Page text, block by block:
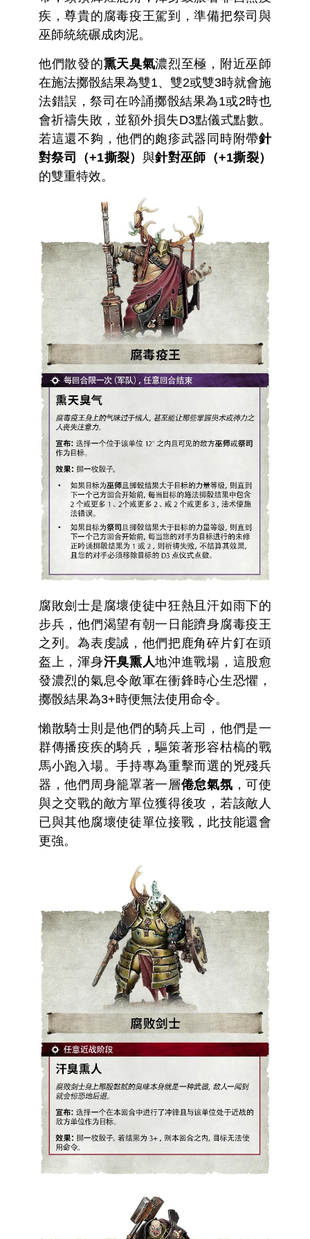
疾，尊貴的腐毒疫王駕到，準備把祭司與
巫師統統碾成肉泥。
他們散發的熏天臭氣濃烈至極，附近巫師
在施法擲骰結果為雙1、雙2或雙3時就會施
法錯誤，祭司在吟誦擲骰結果為1或2時也
會祈禱失敗，並額外損失D3點儀式點數。
若這還不夠，他們的皰疹武器同時附帶針
對祭司（+1撕裂） 與針對巫師（+1撕裂）
的雙重特效。
腐敗劍士是腐壞使徒中狂熱且汗如雨下的
步兵，他們渴望有朝一日能躋身腐毒疫王
之列。為表虔誠，他們把鹿角碎片釘在頭
盔上，渾身汗臭熏人地沖進戰場，這股愈
發濃烈的氣息令敵軍在衝鋒時心生恐懼，
擲骰結果為3+時便無法使用命令。
懶散騎士則是他們的騎兵上司，他們是一
群傳播疫疾的騎兵，驅策著形容枯槁的戰
馬小跑入場。手持專為重擊而選的兇殘兵
器，他們周身籠罩著一層倦怠氣氛 ，可使
與之交戰的敵方單位獲得後攻，若該敵人
已與其他腐壞使徒單位接戰，此技能還會
更強。